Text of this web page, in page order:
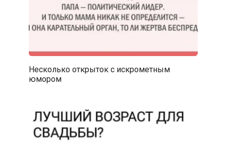
Несколько открыток с искрометным
юмором